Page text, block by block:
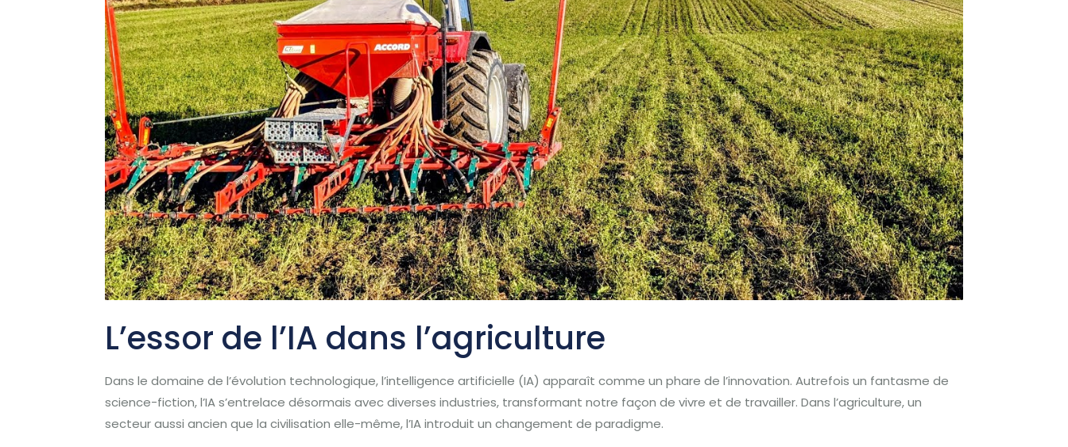
L’essor de l’IA dans l’agriculture
Dans le domaine de l’évolution technologique, l’intelligence artificielle (IA) apparaît comme un phare de l’innovation. Autrefois un fantasme de
science-fiction, l’IA s’entrelace désormais avec diverses industries, transformant notre façon de vivre et de travailler. Dans l’agriculture, un
secteur aussi ancien que la civilisation elle-même, l’IA introduit un changement de paradigme.